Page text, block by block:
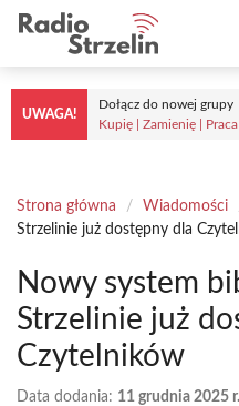
Przejdź
treści
UWAGA!
Dołącz do nowej grupy
Kupię | Zamienię | Praca
Strona główna / Wiadomości
Strzelinie już dostępny dla
Nowy system
Strzelinie już
Czytelników
Data dodania: 11 grudnia 2025 r.